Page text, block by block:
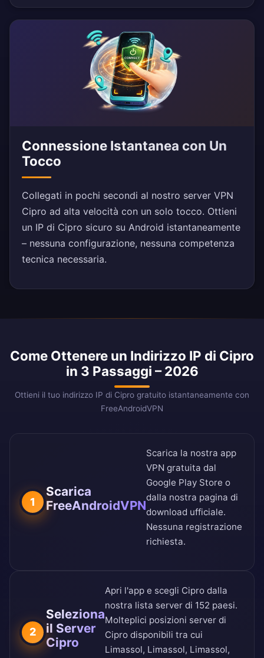
Connessione Istantanea con Un
Tocco
Collegati in pochi secondi al nostro server VPN
Cipro ad alta velocità con un solo tocco. Ottieni
un IP di Cipro sicuro su Android istantaneamente
– nessuna configurazione, nessuna competenza
tecnica necessaria.
Come Ottenere un Indirizzo IP di Cipro
in 3 Passaggi – 2026
Ottieni il tuo indirizzo IP di Cipro gratuito istantaneamente con
FreeAndroidVPN
1
Scarica
FreeAndroidVPN
Scarica la nostra app
VPN gratuita dal
Google Play Store o
dalla nostra pagina di
download ufficiale.
Nessuna registrazione
richiesta.
2
Seleziona
il Server
Cipro
Apri l'app e scegli Cipro dalla
nostra lista server di 152 paesi.
Molteplici posizioni server di
Cipro disponibili tra cui
Limassol, Limassol, Limassol,